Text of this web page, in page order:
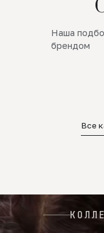
Наша
брендом
SALE
Все